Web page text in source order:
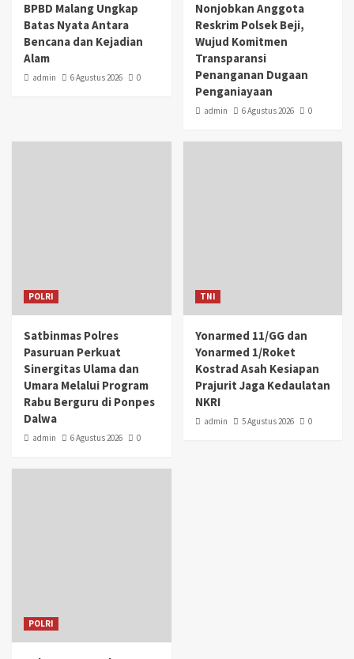
BPBD Malang Ungkap
Batas Nyata Antara
Bencana dan Kejadian
Alam
admin 6 Agustus 2026 0
Nonjobkan Anggota
Reskrim Polsek Beji,
Wujud Komitmen
Transparansi
Penanganan Dugaan
Penganiayaan
admin 6 Agustus 2026 0
POLRI
Satbinmas Polres
Pasuruan Perkuat
Sinergitas Ulama dan
Umara Melalui Program
Rabu Berguru di Ponpes
Dalwa
admin 6 Agustus 2026 0
TNI
Yonarmed 11/GG dan
Yonarmed 1/Roket
Kostrad Asah Kesiapan
Prajurit Jaga Kedaulatan
NKRI
admin 5 Agustus 2026 0
POLRI